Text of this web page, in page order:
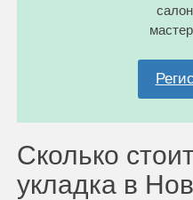
Сколько
укладка в